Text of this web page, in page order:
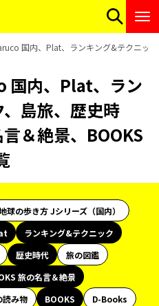
国内、Plat、ランキング&テクニッ
国内、Plat、ラン
島旅、歴史時
＆絶景、BOOKS
球の歩き方 Jシリーズ（国内）
ランキング&テクニック
歴史時代
旅の図鑑
旅の名言＆絶景
読み物 BOOKS
D-Books